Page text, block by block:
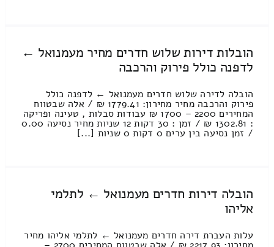
הובלות דירות שלוש חדרים מחיר מעמנואל ←
לדפנה כולל פירוק והרכבה
הובלה לדירה שלוש חדרים מעמנואל ← לדפנה כולל
פירוק והרכבה מחיר מחירון: 1779.41 ₪ / אלה שבטווח
המחירים 2200 – 1700 ₪ עבודות סבלות , טעינה ופריקה
: 1302.81 ₪ / זמן : 30 דקות 12 שניות מחיר נסיעה 0.00
/ זמן נסיעה בין ערים 0 דקות 0 שניות [...]
הובלה דירות חדרים מעמנואל ← לתלמי
אליהו
עלות העברת דירה חדרים מעמנואל ← לתלמי אליהו מחיר